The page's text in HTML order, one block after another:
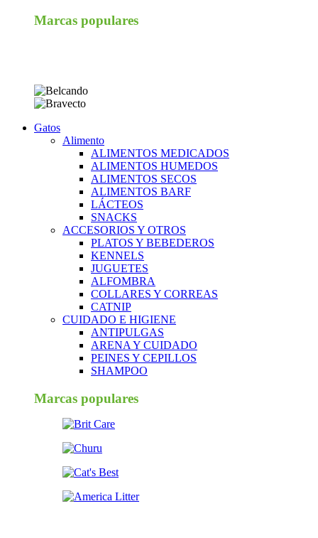
Marcas populares
Gatos
Alimento
ALIMENTOS MEDICADOS
ALIMENTOS HUMEDOS
ALIMENTOS SECOS
ALIMENTOS BARF
LÁCTEOS
SNACKS
ACCESORIOS Y OTROS
PLATOS Y BEBEDEROS
KENNELS
JUGUETES
ALFOMBRA
COLLARES Y CORREAS
CATNIP
CUIDADO E HIGIENE
ANTIPULGAS
ARENA Y CUIDADO
PEINES Y CEPILLOS
SHAMPOO
Marcas populares